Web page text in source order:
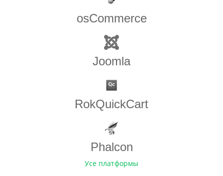
osCommerce
Joomla
RokQuickCart
Phalcon
Усе платформы